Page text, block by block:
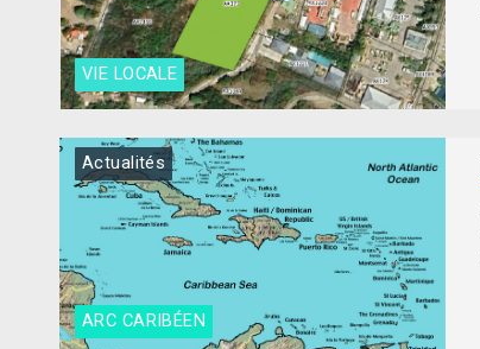
VIE LOCALE
ARC CARIBÉEN
Actualités